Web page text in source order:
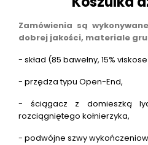
Zamówienia są
dobrej jakości, materiale
- skład (85 bawełny, 15%
- przędza typu Open-End,
- ściągacz z domieszką
rozciągniętego kołnierzyka,
- podwójne szwy